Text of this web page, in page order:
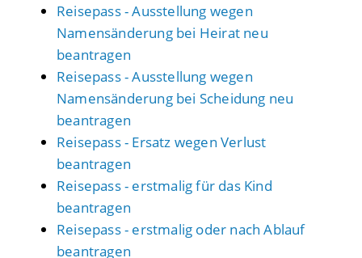
Reisepass - Ausstellung wegen
Namensänderung bei Heirat neu
beantragen
Reisepass - Ausstellung wegen
Namensänderung bei Scheidung neu
beantragen
Reisepass - Ersatz wegen Verlust
beantragen
Reisepass - erstmalig für das Kind
beantragen
Reisepass - erstmalig oder nach Ablauf
beantragen